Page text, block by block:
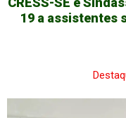
19 a assistentes